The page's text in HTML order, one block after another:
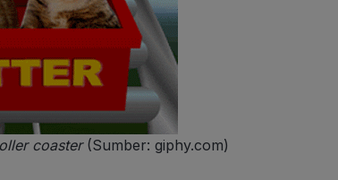
coaster(Sumber: giphy.com)